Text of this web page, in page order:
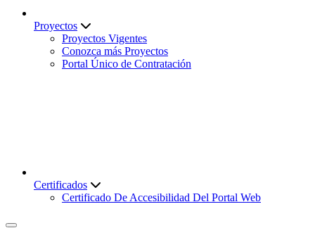
Proyectos
Proyectos Vigentes
Conozca más Proyectos
Portal Único de Contratación
Certificados
Certificado De Accesibilidad Del Portal Web